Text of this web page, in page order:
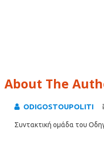
About The
ODIGOSTOUPOLITI
Συντακτική ομάδα του